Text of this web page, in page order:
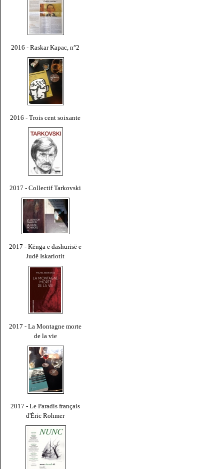
2016 - Raskar Kapac, n°2
2016 - Trois cent soixante
2017 - Collectif Tarkovski
2017 - Kënga e dashurisë e
Judë Iskariotit
2017 - La Montagne morte
de la vie
2017 - Le Paradis français
d'Éric Rohmer